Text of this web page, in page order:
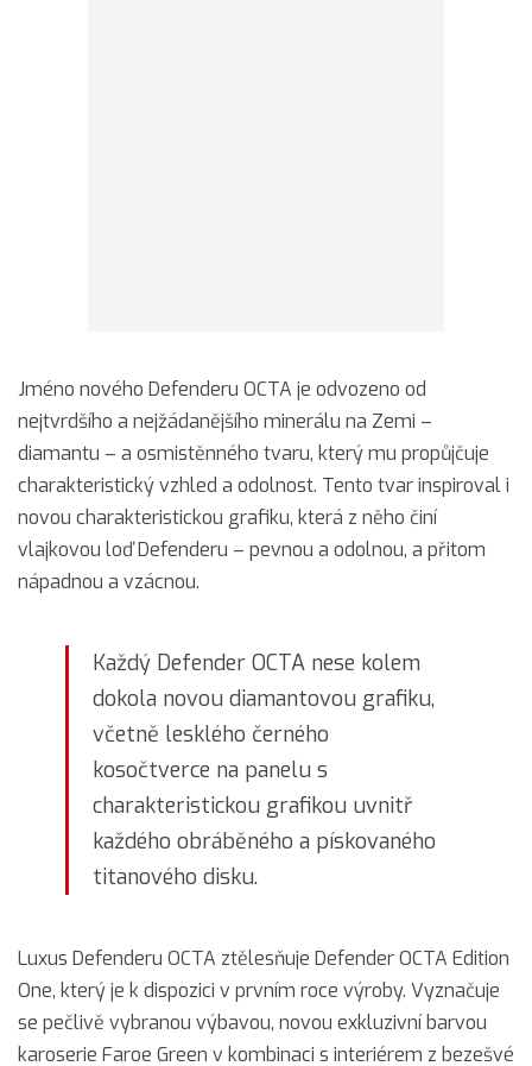
Jméno nového Defenderu OCTA je odvozeno od
nejtvrdšího a nejžádanějšího minerálu na Zemi –
diamantu – a osmistěnného tvaru, který mu propůjčuje
charakteristický vzhled a odolnost. Tento tvar inspiroval i
novou charakteristickou grafiku, která z něho činí
vlajkovou loď Defenderu – pevnou a odolnou, a přitom
nápadnou a vzácnou.
Každý Defender OCTA nese kolem
dokola novou diamantovou grafiku,
včetně lesklého černého
kosočtverce na panelu s
charakteristickou grafikou uvnitř
každého obráběného a pískovaného
titanového disku.
Luxus Defenderu OCTA ztělesňuje Defender OCTA Edition
One, který je k dispozici v prvním roce výroby. Vyznačuje
se pečlivě vybranou výbavou, novou exkluzivní barvou
karoserie Faroe Green v kombinaci s interiérem z bezešvé